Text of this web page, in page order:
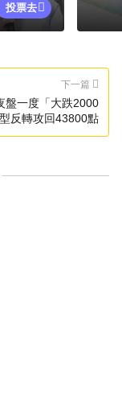
投票去
下一篇
盤一度「大跌2000
反轉攻回43800點